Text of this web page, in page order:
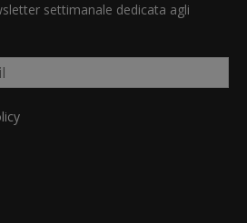
settimanale dedicata agli